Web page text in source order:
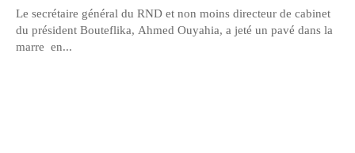
Le secrétaire général du RND et non moins directeur de cabinet
du président Bouteflika, Ahmed Ouyahia, a jeté un pavé dans la
marre en...